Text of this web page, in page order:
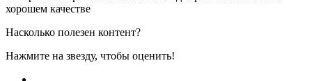
хорошем качестве
Насколько полезен контент?
Нажмите на звезду, чтобы оценить!